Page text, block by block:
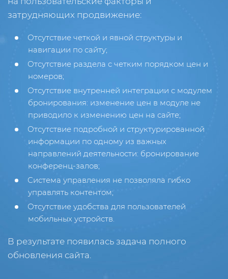
затрудняющих продвижение:
Отсутствие четкой и явной структуры и
навигации по сайту;
Отсутствие раздела с четким порядком цен и
номеров;
Отсутствие внутренней интеграции с модулем
бронирования: изменение цен в модуле не
приводило к изменению цен на сайте;
Отсутствие подробной и структурированной
информации по одному из важных
направлений деятельности: бронирование
конференц-залов;
Система управления не позволяла гибко
управлять контентом;
Отсутствие удобства для пользователей
мобильных устройств.
В результате появилась задача полного
обновления сайта.